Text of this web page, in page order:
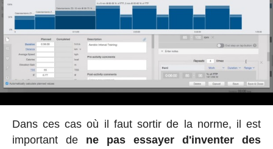
Dans ces cas où il faut sortir de la norme, il est
important de ne pas essayer d'inventer des